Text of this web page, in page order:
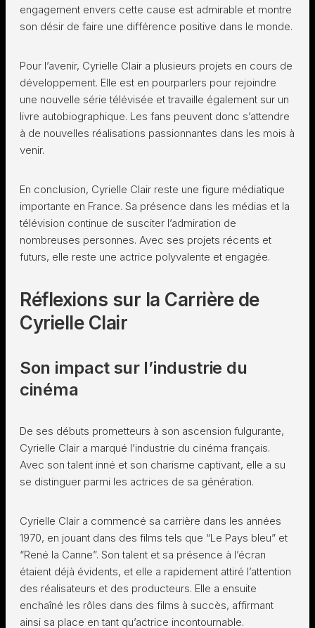
engagement envers cette cause est admirable et montre
son désir de faire une différence positive dans le monde.
Pour l’avenir, Cyrielle Clair a plusieurs projets en cours de
développement. Elle est en pourparlers pour rejoindre
une nouvelle série télévisée et travaille également sur un
livre autobiographique. Les fans peuvent donc s’attendre
à de nouvelles réalisations passionnantes dans les mois à
venir.
En conclusion, Cyrielle Clair reste une figure médiatique
importante en France. Sa présence dans les médias et la
télévision continue de susciter l’admiration de
nombreuses personnes. Avec ses projets récents et
futurs, elle reste une actrice polyvalente et engagée.
Réflexions sur la Carrière de
Cyrielle Clair
Son impact sur l’industrie du
cinéma
De ses débuts prometteurs à son ascension fulgurante,
Cyrielle Clair a marqué l’industrie du cinéma français.
Avec son talent inné et son charisme captivant, elle a su
se distinguer parmi les actrices de sa génération.
Cyrielle Clair a commencé sa carrière dans les années
1970, en jouant dans des films tels que “Le Pays bleu” et
“René la Canne”. Son talent et sa présence à l’écran
étaient déjà évidents, et elle a rapidement attiré l’attention
des réalisateurs et des producteurs. Elle a ensuite
enchaîné les rôles dans des films à succès, affirmant
ainsi sa place en tant qu’actrice incontournable.